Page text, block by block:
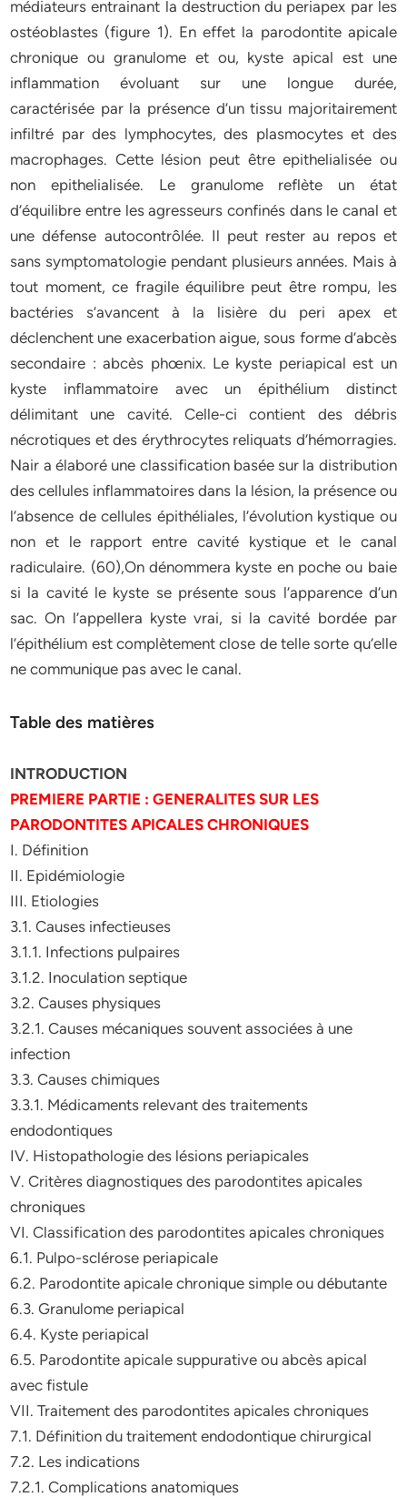
médiateurs entrainant la destruction du periapex par les
ostéoblastes (figure 1). En effet la parodontite apicale
chronique ou granulome et ou, kyste apical est une
inflammation évoluant sur une longue durée,
caractérisée par la présence d’un tissu majoritairement
infiltré par des lymphocytes, des plasmocytes et des
macrophages. Cette lésion peut être epithelialisée ou
non epithelialisée. Le granulome reflète un état
d’équilibre entre les agresseurs confinés dans le canal et
une défense autocontrôlée. Il peut rester au repos et
sans symptomatologie pendant plusieurs années. Mais à
tout moment, ce fragile équilibre peut être rompu, les
bactéries s’avancent à la lisière du peri apex et
déclenchent une exacerbation aigue, sous forme d’abcès
secondaire : abcès phœnix. Le kyste periapical est un
kyste inflammatoire avec un épithélium distinct
délimitant une cavité. Celle-ci contient des débris
nécrotiques et des érythrocytes reliquats d’hémorragies.
Nair a élaboré une classification basée sur la distribution
des cellules inflammatoires dans la lésion, la présence ou
l’absence de cellules épithéliales, l’évolution kystique ou
non et le rapport entre cavité kystique et le canal
radiculaire. (60),On dénommera kyste en poche ou baie
si la cavité le kyste se présente sous l’apparence d’un
sac. On l’appellera kyste vrai, si la cavité bordée par
l’épithélium est complètement close de telle sorte qu’elle
ne communique pas avec le canal.
Table des matières
INTRODUCTION
PREMIERE PARTIE : GENERALITES SUR LES
PARODONTITES APICALES CHRONIQUES
I. Définition
II. Epidémiologie
III. Etiologies
3.1. Causes infectieuses
3.1.1. Infections pulpaires
3.1.2. Inoculation septique
3.2. Causes physiques
3.2.1. Causes mécaniques souvent associées à une
infection
3.3. Causes chimiques
3.3.1. Médicaments relevant des traitements
endodontiques
IV. Histopathologie des lésions periapicales
V. Critères diagnostiques des parodontites apicales
chroniques
VI. Classification des parodontites apicales chroniques
6.1. Pulpo-sclérose periapicale
6.2. Parodontite apicale chronique simple ou débutante
6.3. Granulome periapical
6.4. Kyste periapical
6.5. Parodontite apicale suppurative ou abcès apical
avec fistule
VII. Traitement des parodontites apicales chroniques
7.1. Définition du traitement endodontique chirurgical
7.2. Les indications
7.2.1. Complications anatomiques